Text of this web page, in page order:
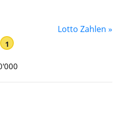
Lotto Zahlen »
1